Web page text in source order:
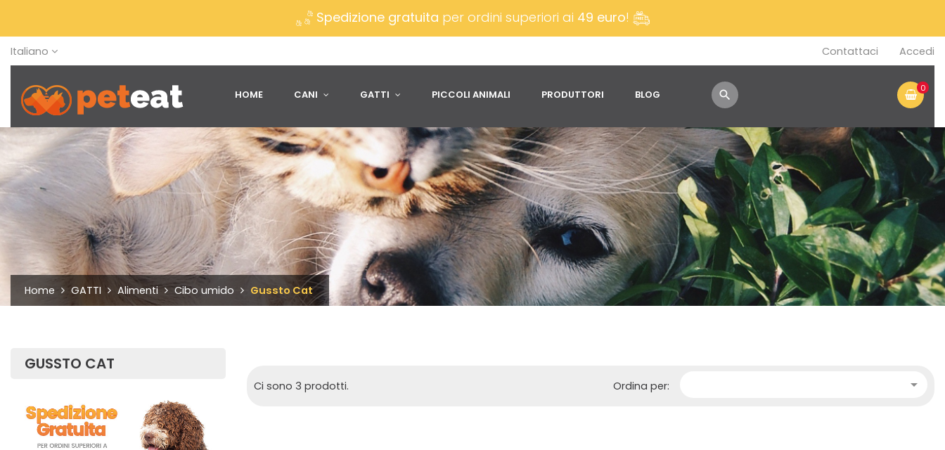
Spedizione gratuita per ordini superiori ai 49 euro!
Italiano Accedi
Contattaci
0

HOME CANI GATTI PICCOLI ANIMALI PRODUTTORI BLOG
Home GATTI Alimenti Cibo umido Gussto Cat
GUSSTO CAT
Ci sono 3 prodotti. Ordina per: 